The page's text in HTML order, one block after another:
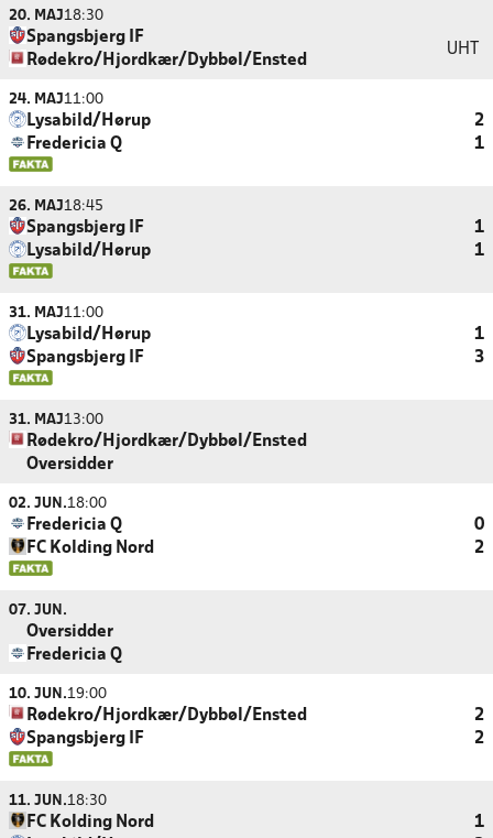
20. MAJ18:30
Spangsbjerg IF
Rødekro/Hjordkær/Dybbøl/Ensted
UHT
24. MAJ11:00
Lysabild/Hørup
2
Fredericia Q
1
26. MAJ18:45
Spangsbjerg IF
1
Lysabild/Hørup
1
31. MAJ11:00
Lysabild/Hørup
1
Spangsbjerg IF
3
31. MAJ13:00
Rødekro/Hjordkær/Dybbøl/Ensted
Oversidder
02. JUN.18:00
Fredericia Q
0
FC Kolding Nord
2
07. JUN.
Oversidder
Fredericia Q
10. JUN.19:00
Rødekro/Hjordkær/Dybbøl/Ensted
2
Spangsbjerg IF
2
11. JUN.18:30
FC Kolding Nord
1